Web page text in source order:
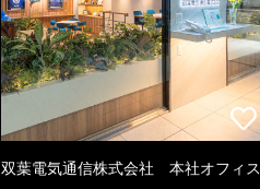
双葉電気通信株式会社 本社オフィス